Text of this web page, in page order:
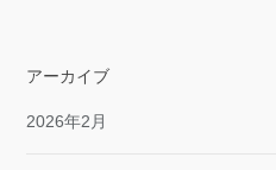
アーカイブ
2026年2月